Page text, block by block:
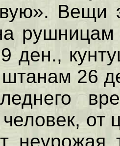
Вещи
ден.,
26
от
неурожая